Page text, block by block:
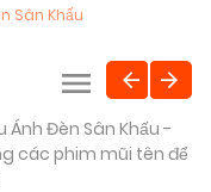
Sân Khấu
Đèn Sân Khấu -
các phim mũi tên để